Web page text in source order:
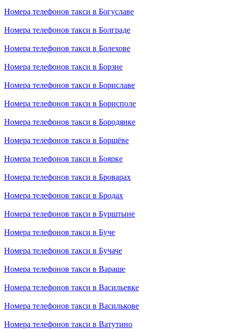
Номера телефонов такси в Богуславе
Номера телефонов такси в Болграде
Номера телефонов такси в Болехове
Номера телефонов такси в Борзне
Номера телефонов такси в Бориславе
Номера телефонов такси в Борисполе
Номера телефонов такси в Бородянке
Номера телефонов такси в Борщёве
Номера телефонов такси в Боярке
Номера телефонов такси в Броварах
Номера телефонов такси в Бродах
Номера телефонов такси в Бурштыне
Номера телефонов такси в Буче
Номера телефонов такси в Бучаче
Номера телефонов такси в Вараше
Номера телефонов такси в Васильевке
Номера телефонов такси в Василькове
Номера телефонов такси в Ватутино